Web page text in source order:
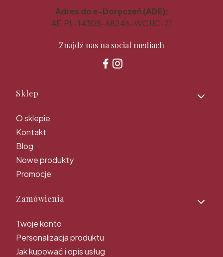
Adres do e-Doręczeń (ADE):
AE:PL-14305-68246-WCJJC-21
Znajdź nas na social mediach
Linki w stopce
Sklep
O sklepie
Kontakt
Blog
Nowe produkty
Promocje
Zamówienia
Twoje konto
Personalizacja produktu
Jak kupować i opis usług